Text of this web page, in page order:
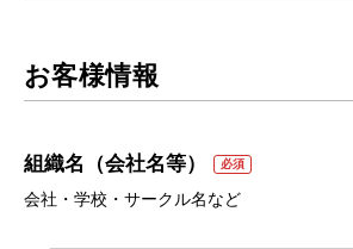
お客様情報
組織名（会社名等） 必須
会社・学校・サークル名など